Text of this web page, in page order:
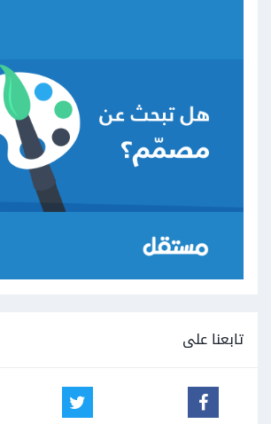
تابعنا على